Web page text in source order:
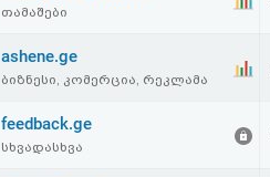
თამაშები
ashene.ge
ბიზნესი, კომერცია, რეკლამა
feedback.ge
სხვადასხვა